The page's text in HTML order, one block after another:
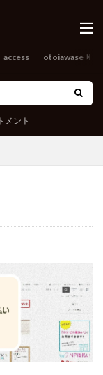
access otoiawase
メント